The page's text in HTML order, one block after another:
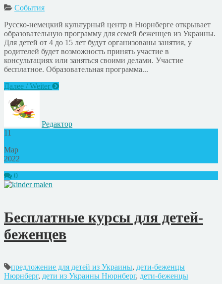
События
Русско-немецкий культурный центр в Нюрнберге открывает
образовательную программу для семей беженцев из Украины.
Для детей от 4 до 15 лет будут организованы занятия, у
родителей будет возможность принять участие в
консультациях или заняться своими делами. Участие
бесплатное. Образовательная программа...
Далее / Weiter
Редактор
11
Мар
2022
0
Бесплатные курсы для детей-
беженцев
предложение для детей из Украины, дети-беженцы
Нюрнберг, дети из Украины Нюрнберг, дети-беженцы